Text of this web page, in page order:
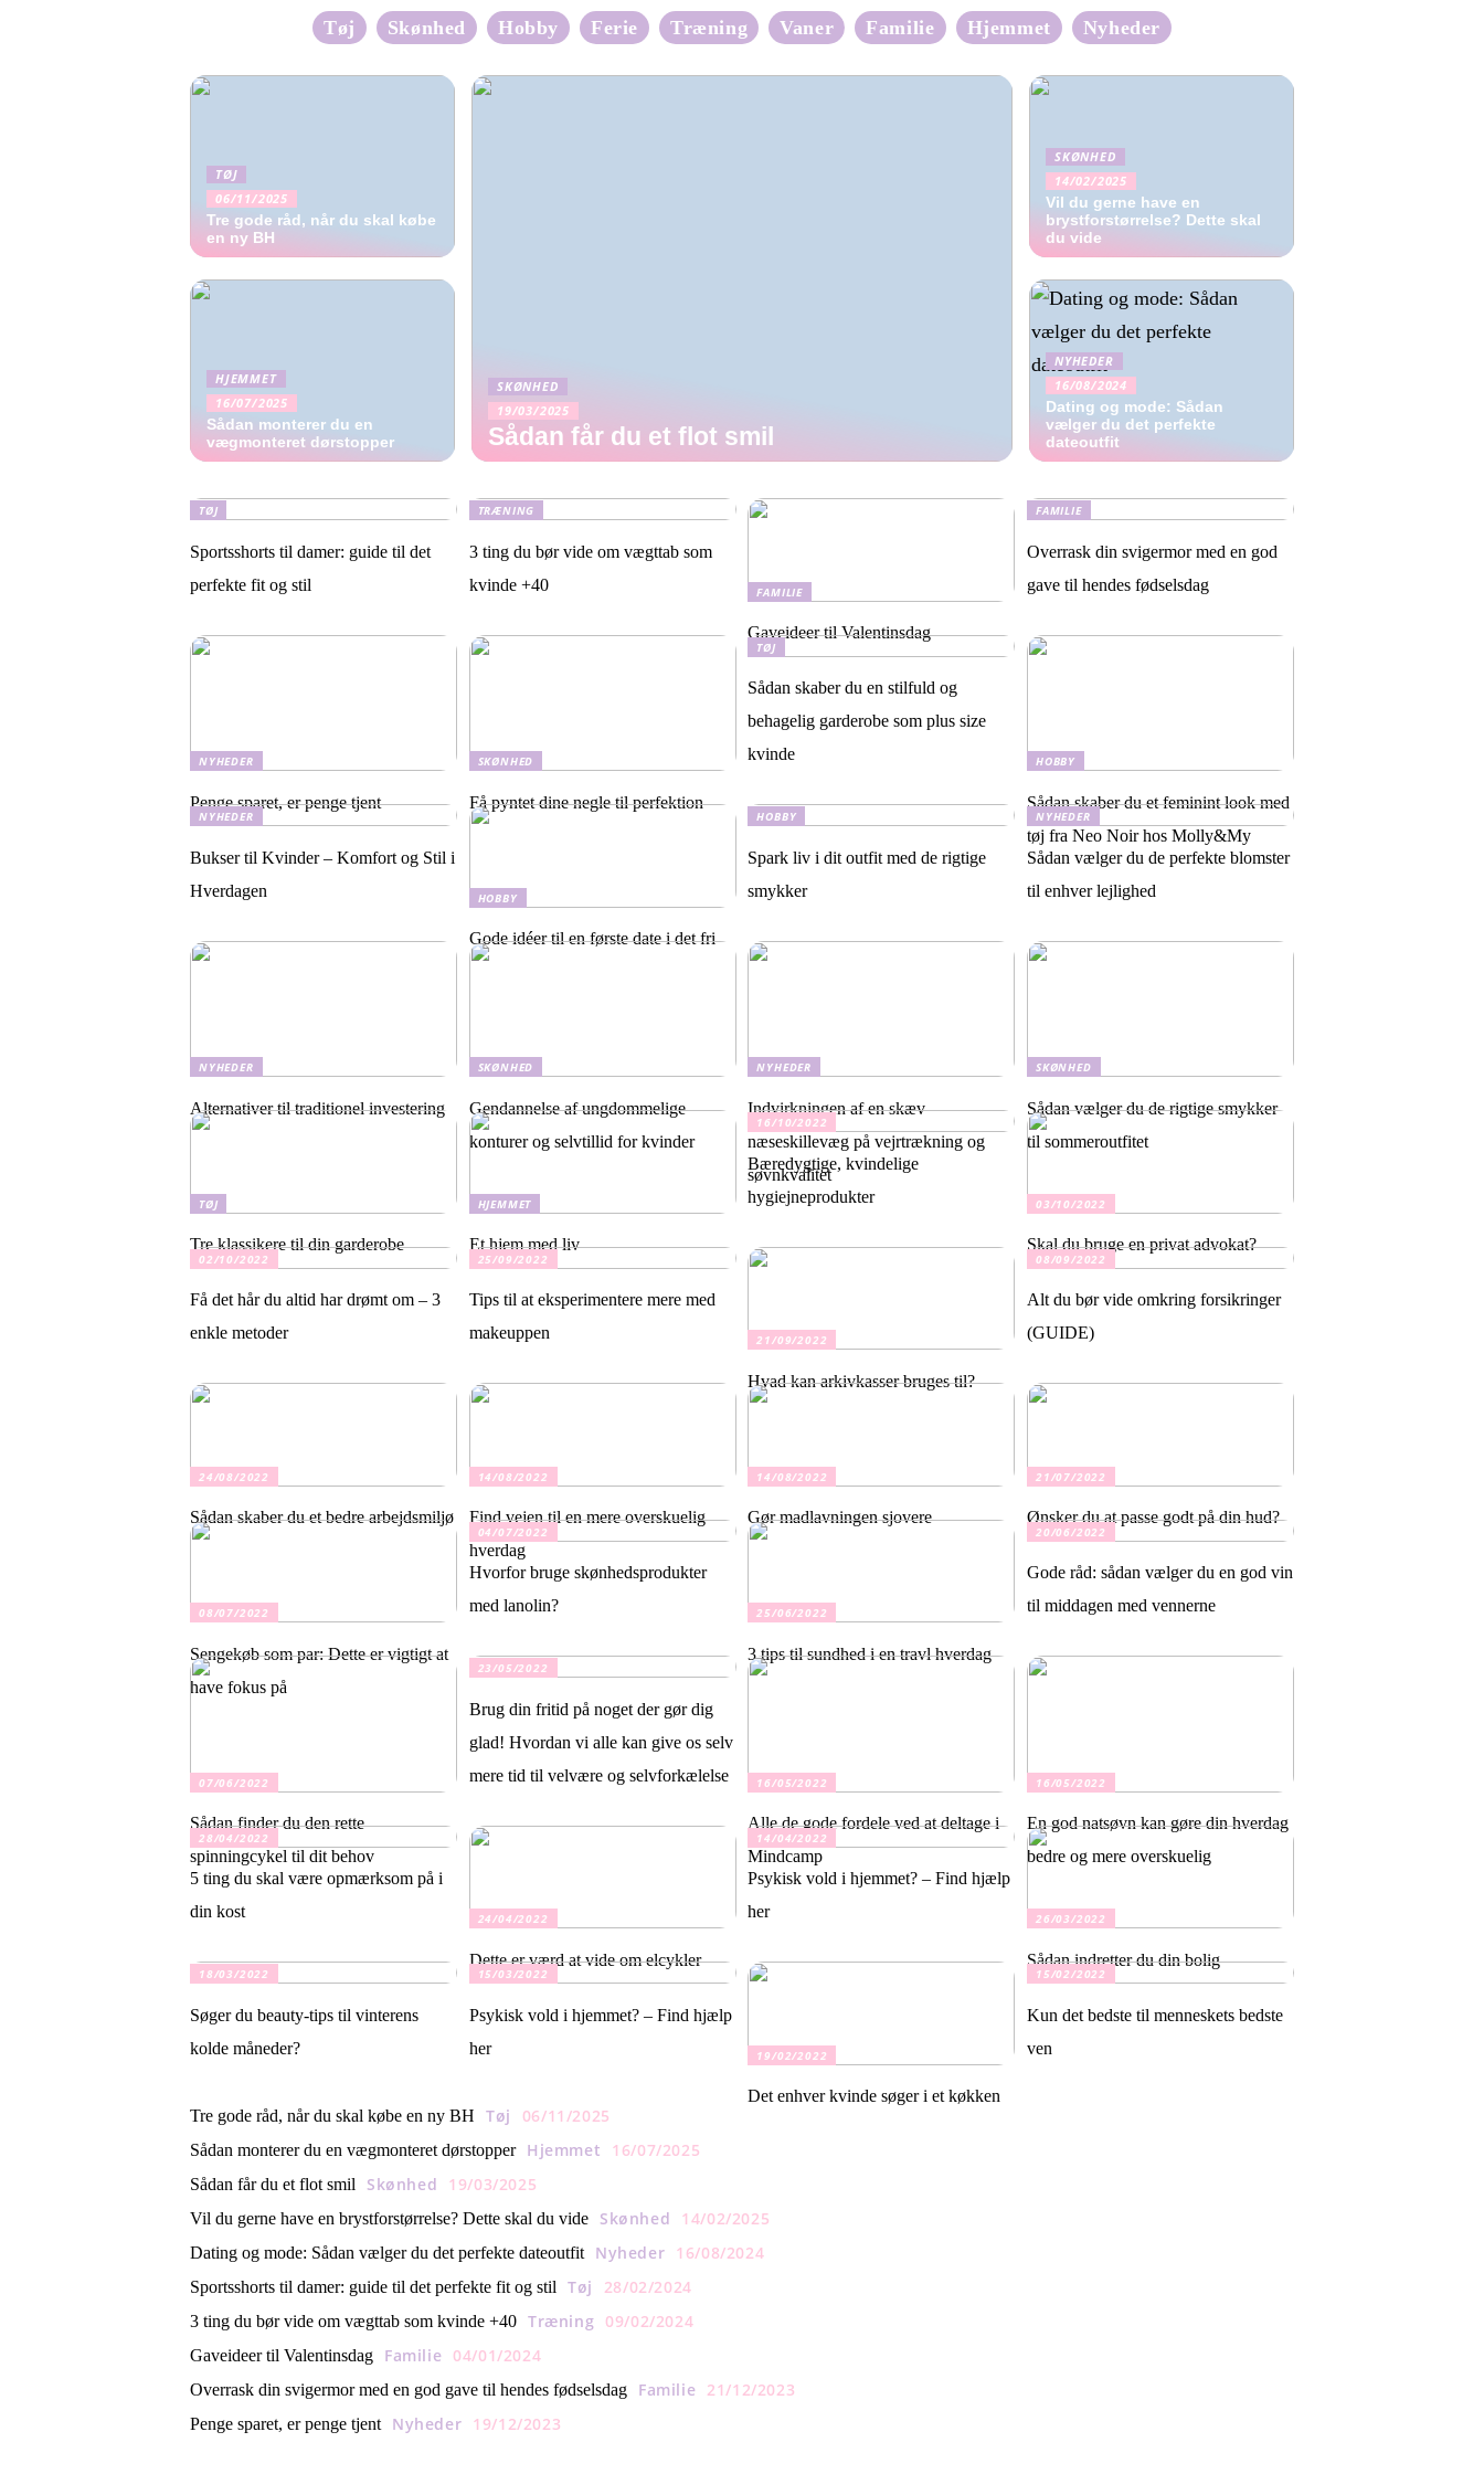
Tøj Skønhed Hobby Ferie Træning Vaner Familie Hjemmet Nyheder
TØJ
06/11/2025
Tre gode råd, når du skal købe
en ny BH
HJEMMET
16/07/2025
Sådan monterer du en
vægmonteret dørstopper
SKØNHED
19/03/2025
Sådan får du et flot smil
SKØNHED
14/02/2025
Vil du gerne have en
brystforstørrelse? Dette skal
du vide
NYHEDER
16/08/2024
Dating og mode: Sådan
vælger du det perfekte
dateoutfit
TØJ
Sportsshorts til damer: guide til det
perfekte fit og stil
TRÆNING
3 ting du bør vide om vægttab som
kvinde +40
FAMILIE
Gaveideer til Valentinsdag
FAMILIE
Overrask din svigermor med en god
gave til hendes fødselsdag
NYHEDER
Penge sparet, er penge tjent
SKØNHED
Få pyntet dine negle til perfektion
TØJ
Sådan skaber du en stilfuld og
behagelig garderobe som plus size
kvinde
HOBBY
Sådan skaber du et feminint look med
tøj fra Neo Noir hos Molly&My
NYHEDER
Bukser til Kvinder – Komfort og Stil i
Hverdagen
HOBBY
Gode idéer til en første date i det fri
HOBBY
Spark liv i dit outfit med de rigtige
smykker
NYHEDER
Sådan vælger du de perfekte blomster
til enhver lejlighed
NYHEDER
Alternativer til traditionel investering
SKØNHED
Gendannelse af ungdommelige
konturer og selvtillid for kvinder
NYHEDER
Indvirkningen af en skæv
næseskillevæg på vejrtrækning og
søvnkvalitet
SKØNHED
Sådan vælger du de rigtige smykker
til sommeroutfitet
TØJ
Tre klassikere til din garderobe
HJEMMET
Et hjem med liv
16/10/2022
Bæredygtige, kvindelige
hygiejneprodukter
03/10/2022
Skal du bruge en privat advokat?
02/10/2022
Få det hår du altid har drømt om – 3
enkle metoder
25/09/2022
Tips til at eksperimentere mere med
makeuppen
21/09/2022
Hvad kan arkivkasser bruges til?
08/09/2022
Alt du bør vide omkring forsikringer
(GUIDE)
24/08/2022
Sådan skaber du et bedre arbejdsmiljø
14/08/2022
Find vejen til en mere overskuelig
hverdag
14/08/2022
Gør madlavningen sjovere
21/07/2022
Ønsker du at passe godt på din hud?
08/07/2022
Sengekøb som par: Dette er vigtigt at
have fokus på
04/07/2022
Hvorfor bruge skønhedsprodukter
med lanolin?
25/06/2022
3 tips til sundhed i en travl hverdag
20/06/2022
Gode råd: sådan vælger du en god vin
til middagen med vennerne
07/06/2022
Sådan finder du den rette
spinningcykel til dit behov
23/05/2022
Brug din fritid på noget der gør dig
glad! Hvordan vi alle kan give os selv
mere tid til velvære og selvforkælelse
16/05/2022
Alle de gode fordele ved at deltage i
Mindcamp
16/05/2022
En god natsøvn kan gøre din hverdag
bedre og mere overskuelig
28/04/2022
5 ting du skal være opmærksom på i
din kost
24/04/2022
Dette er værd at vide om elcykler
14/04/2022
Psykisk vold i hjemmet? – Find hjælp
her
26/03/2022
Sådan indretter du din bolig
18/03/2022
Søger du beauty-tips til vinterens
kolde måneder?
15/03/2022
Psykisk vold i hjemmet? – Find hjælp
her
19/02/2022
Det enhver kvinde søger i et køkken
15/02/2022
Kun det bedste til menneskets bedste
ven
Tre gode råd, når du skal købe en ny BH Tøj 06/11/2025
Sådan monterer du en vægmonteret dørstopper Hjemmet 16/07/2025
Sådan får du et flot smil Skønhed 19/03/2025
Vil du gerne have en brystforstørrelse? Dette skal du vide Skønhed 14/02/2025
Dating og mode: Sådan vælger du det perfekte dateoutfit Nyheder 16/08/2024
Sportsshorts til damer: guide til det perfekte fit og stil Tøj 28/02/2024
3 ting du bør vide om vægttab som kvinde +40 Træning 09/02/2024
Gaveideer til Valentinsdag Familie 04/01/2024
Overrask din svigermor med en god gave til hendes fødselsdag Familie 21/12/2023
Penge sparet, er penge tjent Nyheder 19/12/2023